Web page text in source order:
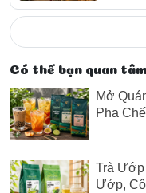
Có thể bạn quan tâm
Mở
Pha
Trà Ướp
Ướp,